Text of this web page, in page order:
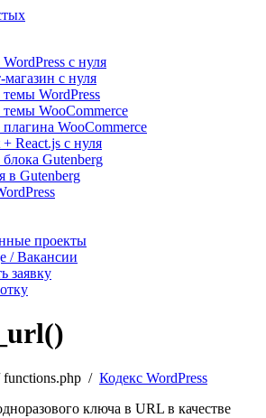
с нуля
с нуля
WordPress
WooCommerce
WooCommerce
React.js с нуля
Gutenberg
в Gutenberg
проекты
/ Вакансии
заявку
functions.php / Кодекс WordPress
ключа в URL в качестве